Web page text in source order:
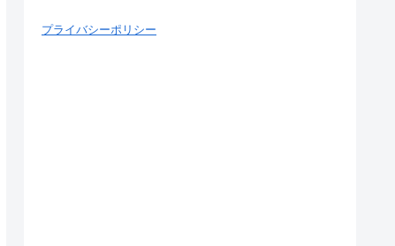
プライバシーポリシー